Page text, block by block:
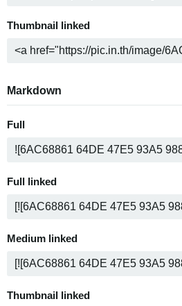
Thumbnail linked
Markdown
Full
Full linked
Medium linked
Thumbnail linked